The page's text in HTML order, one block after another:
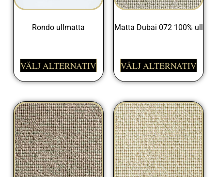
Rondo ullmatta
VÄLJ ALTERNATIV
Matta Dubai 072 100% ull
VÄLJ ALTERNATIV